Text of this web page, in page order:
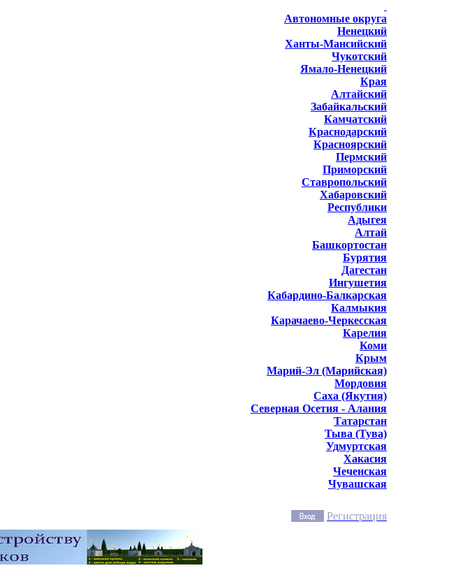
Автономные округа
Ненецкий
Ханты-Мансийский
Чукотский
Ямало-Ненецкий
Края
Алтайский
Забайкальский
Камчатский
Краснодарский
Красноярский
Пермский
Приморский
Ставропольский
Хабаровский
Республики
Адыгея
Алтай
Башкортостан
Бурятия
Дагестан
Ингушетия
Кабардино-Балкарская
Калмыкия
Карачаево-Черкесская
Карелия
Коми
Крым
Марий-Эл (Марийская)
Мордовия
Саха (Якутия)
Северная Осетия - Алания
Татарстан
Тыва (Тува)
Удмуртская
Хакасия
Чеченская
Чувашская
Регистрация